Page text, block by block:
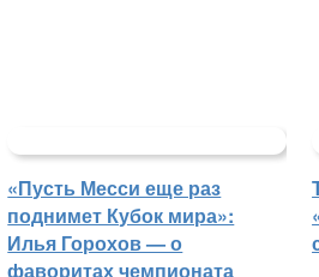
«Пусть Месси еще раз
поднимет Кубок мира»:
Илья Горохов — о
фаворитах чемпионата